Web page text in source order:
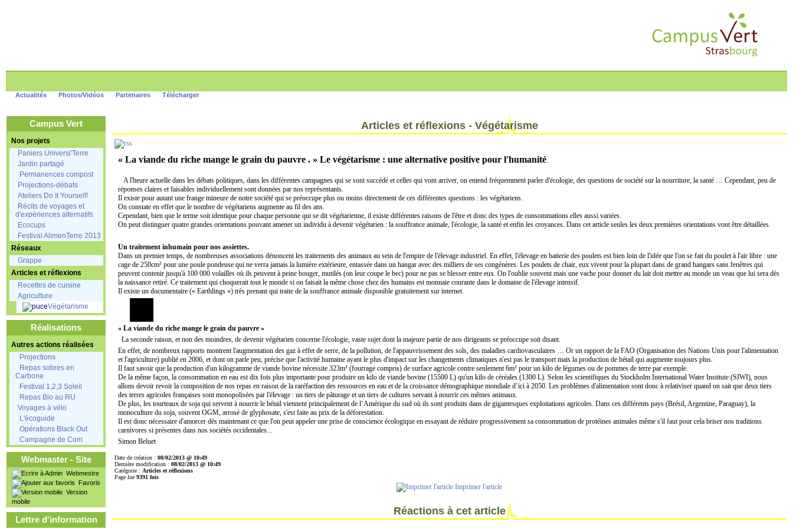
Actualités Photos/Vidéos Partenaires Télécharger
Campus Vert
Nos projets
Paniers Universi'Terre
Jardin partagé
Permanences compost
Projections-débats
Ateliers Do It Yourself!
Récits de voyages et
d'expériences alternatifs
Ecocups
Festival AlimenTerre 2013
Réseaux
Grappe
Articles et réflexions
Recettes de cuisine
Agriculture
Végétarisme
Réalisations
Autres actions réalisées
Projections
Repas sobres en
Carbone
Festival 1,2,3 Soleil
Repas Bio au RU
Voyages à vélo
L'écoguide
Opérations Black Out
Campagne de Com
Webmaster - Site
Webmestre
Favoris
Version
mobile
Lettre d'information
Articles et réflexions - Végétarisme
« La viande du riche mange le grain du pauvre . » Le végétarisme : une alternative positive pour l'humanité.
A l'heure actuelle dans les débats politiques, dans les différentes campagnes qui se sont succédé et celles qui vont arriver, on entend fréquemment parler d'écologie, des questions de société sur la nourriture, la santé … Cependant, peu de
réponses claires et faisables individuellement sont données par nos représentants.
Il existe pour autant une frange mineure de notre société qui se préoccupe plus ou moins directement de ces différentes questions : les végétariens.
On constate en effet que le nombre de végétariens augmente au fil des ans.
Cependant, bien que le terme soit identique pour chaque personne qui se dit végétarienne, il existe différentes raisons de l'être et donc des types de consommations elles aussi variées.
On peut distinguer quatre grandes orientations pouvant amener un individu à devenir végétarien : la souffrance animale, l'écologie, la santé et enfin les croyances. Dans cet article seules les deux premières orientations vont être détaillées.
Un traitement inhumain pour nos assiettes.
Dans un premier temps, de nombreuses associations dénoncent les traitements des animaux au sein de l'empire de l'élevage industriel. En effet, l'élevage en batterie des poulets est bien loin de l'idée que l'on se fait du poulet à l'air libre : une
cage de 250cm² pour une poule pondeuse qui ne verra jamais la lumière extérieure, entassée dans un hangar avec des milliers de ses congénères. Les poulets de chair, eux vivent pour la plupart dans de grand hangars sans fenêtres qui
peuvent contenir jusqu'à 100 000 volailles où ils peuvent à peine bouger, mutilés (on leur coupe le bec) pour ne pas se blesser entre eux. On l'oublie souvent mais une vache pour donner du lait doit mettre au monde un veau que lui sera dès
la naissance retiré. Ce traitement qui choquerait tout le monde si on faisait la même chose chez des humains est monnaie courante dans le domaine de l'élevage intensif.
Il existe un documentaire (« Earthlings ») très prenant qui traite de la souffrance animale disponible gratuitement sur internet.
« La viande du riche mange le grain du pauvre »
La seconde raison, et non des moindres, de devenir végétarien concerne l'écologie, vaste sujet dont la majeure partie de nos dirigeants se préoccupe soit disant.
En effet, de nombreux rapports montrent l'augmentation des gaz à effet de serre, de la pollution, de l'appauvrissement des sols, des maladies cardiovasculaires … Or un rapport de la FAO (Organisation des Nations Unis pour l'alimentation
et l'agriculture) publié en 2006, et dont on parle peu, précise que l'activité humaine ayant le plus d'impact sur les changements climatiques n'est pas le transport mais la production de bétail qui augmente toujours plus.
Il faut savoir que la production d'un kilogramme de viande bovine nécessite 323m² (fourrage compris) de surface agricole contre seulement 6m² pour un kilo de légumes ou de pommes de terre par exemple.
De la même façon, la consommation en eau est dix fois plus importante pour produire un kilo de viande bovine (15500 L) qu'un kilo de céréales (1300 L). Selon les scientifiques du Stockholm International Water Institute (SIWI), nous
allons devoir revoir la composition de nos repas en raison de la raréfaction des ressources en eau et de la croissance démographique mondiale d’ici à 2050. Les problèmes d'alimentation sont donc à relativiser quand on sait que deux tiers
des terres agricoles françaises sont monopolisées par l'élevage : un tiers de pâturage et un tiers de cultures servant à nourrir ces mêmes animaux.
De plus, les tourteaux de soja qui servent à nourrir le bétail viennent principalement de l’Amérique du sud où ils sont produits dans de gigantesques exploitations agricoles. Dans ces différents pays (Brésil, Argentine, Paraguay), la
monoculture du soja, souvent OGM, arrosé de glyphosate, s'est faite au prix de la déforestation.
Il est donc nécessaire d'amorcer dès maintenant ce que l'on peut appeler une prise de conscience écologique en essayant de réduire progressivement sa consommation de protéines animales même s'il faut pour cela briser nos traditions
carnivores si présentes dans nos sociétés occidentales...
Simon Beluet
Date de création : 08/02/2013 @ 10:49
Dernière modification : 08/02/2013 @ 10:49
Catégorie : Articles et réflexions
Page lue 9391 fois
Imprimer l'article
Réactions à cet article